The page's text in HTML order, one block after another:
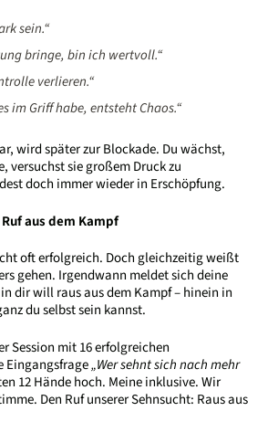
sein.“
bringe, bin ich wertvoll.“
verlieren.“
im Griff habe, entsteht Chaos.“
wird später zur Blockade. Du wächst,
versuchst sie großem Druck zu
doch immer wieder in Erschöpfung.
aus dem Kampf
oft erfolgreich. Doch gleichzeitig weißt
gehen. Irgendwann meldet sich deine
dir will raus aus dem Kampf – hinein in
du selbst sein kannst.
Session mit 16 erfolgreichen
Eingangsfrage„Wer sehnt sich nach mehr
12 Hände hoch. Meine inklusive. Wir
Den Ruf unserer Sehnsucht: Raus aus